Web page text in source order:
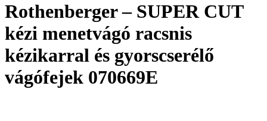
Rothenberger – SUPER CUT
kézi menetvágó racsnis
kézikarral és gyorscserélő
vágófejek 070669E